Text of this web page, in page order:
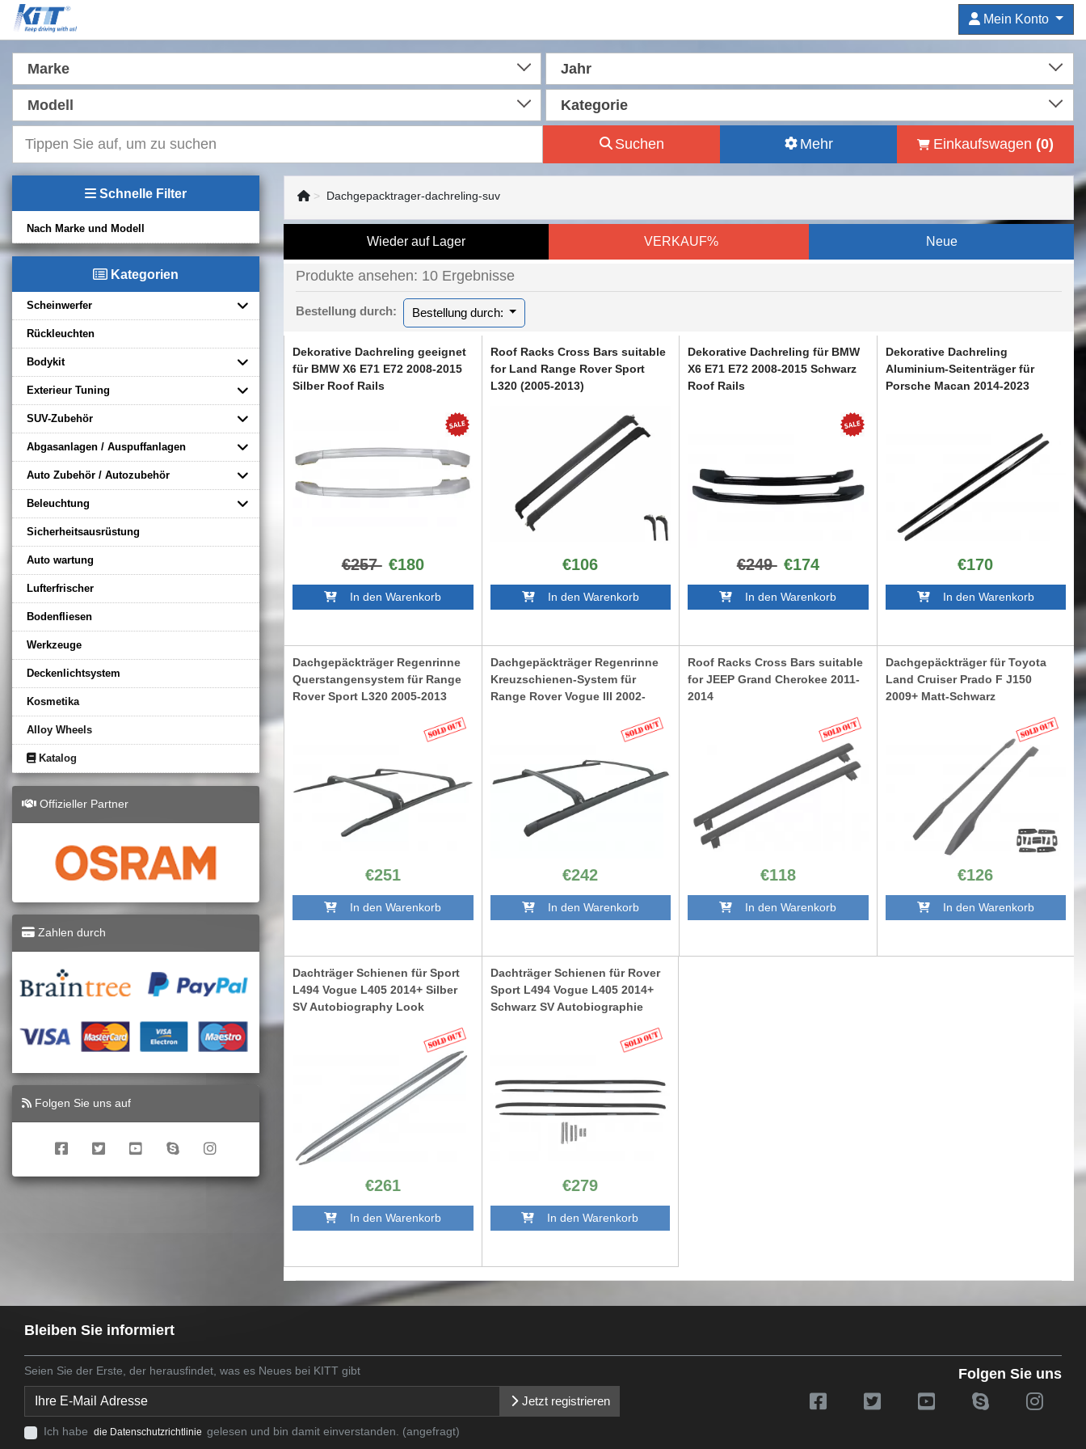
Mein Konto
Marke Jahr
Modell Kategorie
Suchen Mehr Einkaufswagen (0)
Schnelle Filter
Nach Marke und Modell
Kategorien
Scheinwerfer
Rückleuchten
Bodykit
Exterieur Tuning
SUV-Zubehör
Abgasanlagen / Auspuffanlagen
Auto Zubehör / Autozubehör
Beleuchtung
Sicherheitsausrüstung
Auto wartung
Lufterfrischer
Bodenfliesen
Werkzeuge
Deckenlichtsystem
Kosmetika
Alloy Wheels
Katalog
Offizieller Partner
Zahlen durch
Folgen Sie uns auf
Dachgepacktrager-dachreling-suv
Wieder auf Lager VERKAUF% Neue
Produkte ansehen: 10 Ergebnisse
Bestellung durch: Bestellung durch:
Dekorative Dachreling geeignet
für BMW X6 E71 E72 2008-2015
Silber Roof Rails
€257 €180
In den Warenkorb
Roof Racks Cross Bars suitable
for Land Range Rover Sport
L320 (2005-2013)
€106
In den Warenkorb
Dekorative Dachreling für BMW
X6 E71 E72 2008-2015 Schwarz
Roof Rails
€249 €174
In den Warenkorb
Dekorative Dachreling
Aluminium-Seitenträger für
Porsche Macan 2014-2023
€170
In den Warenkorb
Dachgepäckträger Regenrinne
Querstangensystem für Range
Rover Sport L320 2005-2013
€251
In den Warenkorb
Dachgepäckträger Regenrinne
Kreuzschienen-System für
Range Rover Vogue III 2002-
€242
In den Warenkorb
Roof Racks Cross Bars suitable
for JEEP Grand Cherokee 2011-
2014
€118
In den Warenkorb
Dachgepäckträger für Toyota
Land Cruiser Prado F J150
2009+ Matt-Schwarz
€126
In den Warenkorb
Dachträger Schienen für Sport
L494 Vogue L405 2014+ Silber
SV Autobiography Look
€261
In den Warenkorb
Dachträger Schienen für Rover
Sport L494 Vogue L405 2014+
Schwarz SV Autobiographie
€279
In den Warenkorb
Bleiben Sie informiert
Seien Sie der Erste, der herausfindet, was es Neues bei KITT gibt
Jetzt registrieren
Ich habe die Datenschutzrichtlinie gelesen und bin damit einverstanden. (angefragt)
Folgen Sie uns